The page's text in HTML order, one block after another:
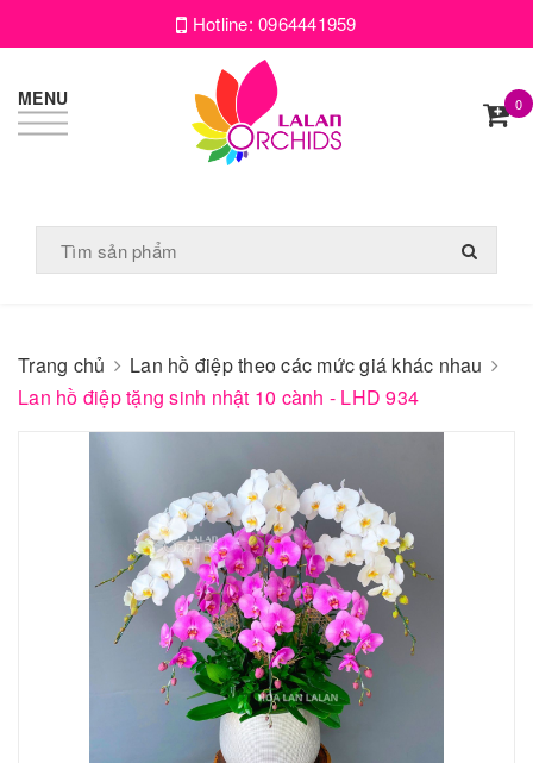
Hotline:0964441959
MENU 0
Trang chủ
Lan hồ điệp theo các mức giá khác nhau
Lan hồ điệp tặng sinh nhật 10 cành - LHD 934